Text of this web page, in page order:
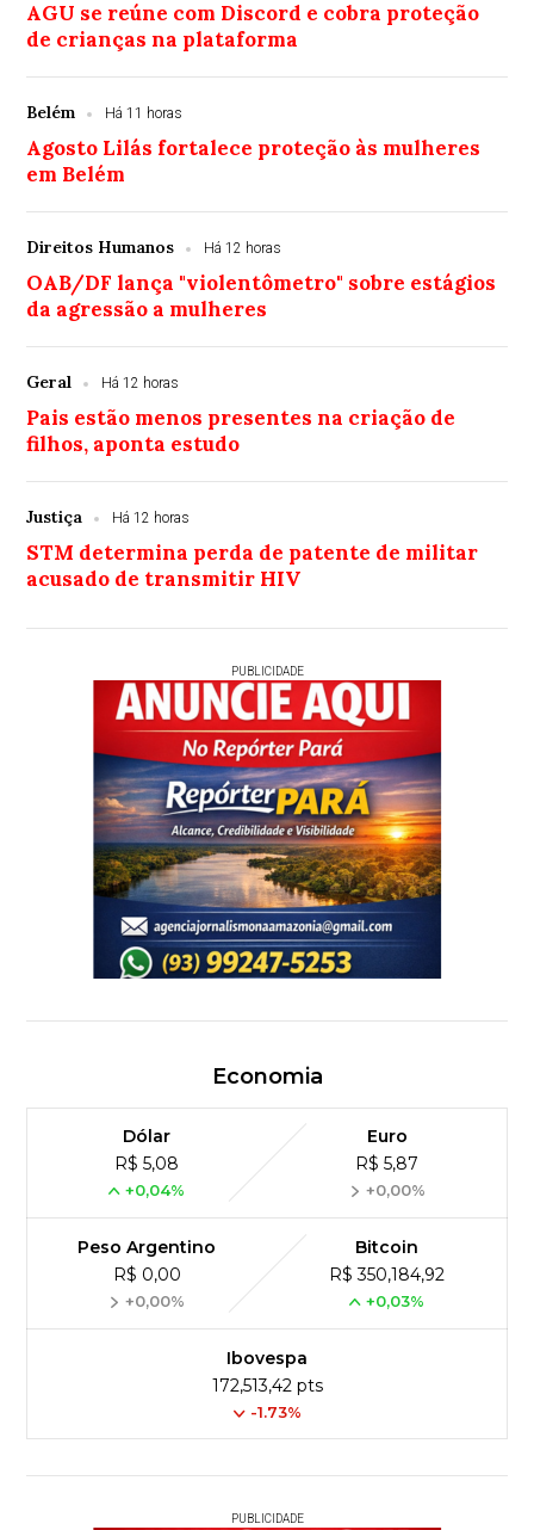
AGU se reúne com Discord e cobra proteção
de crianças na plataforma
Belém Há 11 horas
Agosto Lilás fortalece proteção às mulheres
em Belém
Direitos Humanos Há 12 horas
OAB/DF lança "violentômetro" sobre estágios
da agressão a mulheres
Geral Há 12 horas
Pais estão menos presentes na criação de
filhos, aponta estudo
Justiça Há 12 horas
STM determina perda de patente de militar
acusado de transmitir HIV
PUBLICIDADE
Economia
Dólar
R$ 5,08
+0,04%
Euro
R$ 5,87
+0,00%
Peso Argentino
R$ 0,00
+0,00%
Bitcoin
R$ 350,184,92
+0,03%
Ibovespa
172,513,42 pts
-1.73%
PUBLICIDADE